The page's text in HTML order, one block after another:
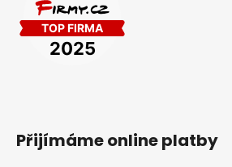
Přijímáme online platby